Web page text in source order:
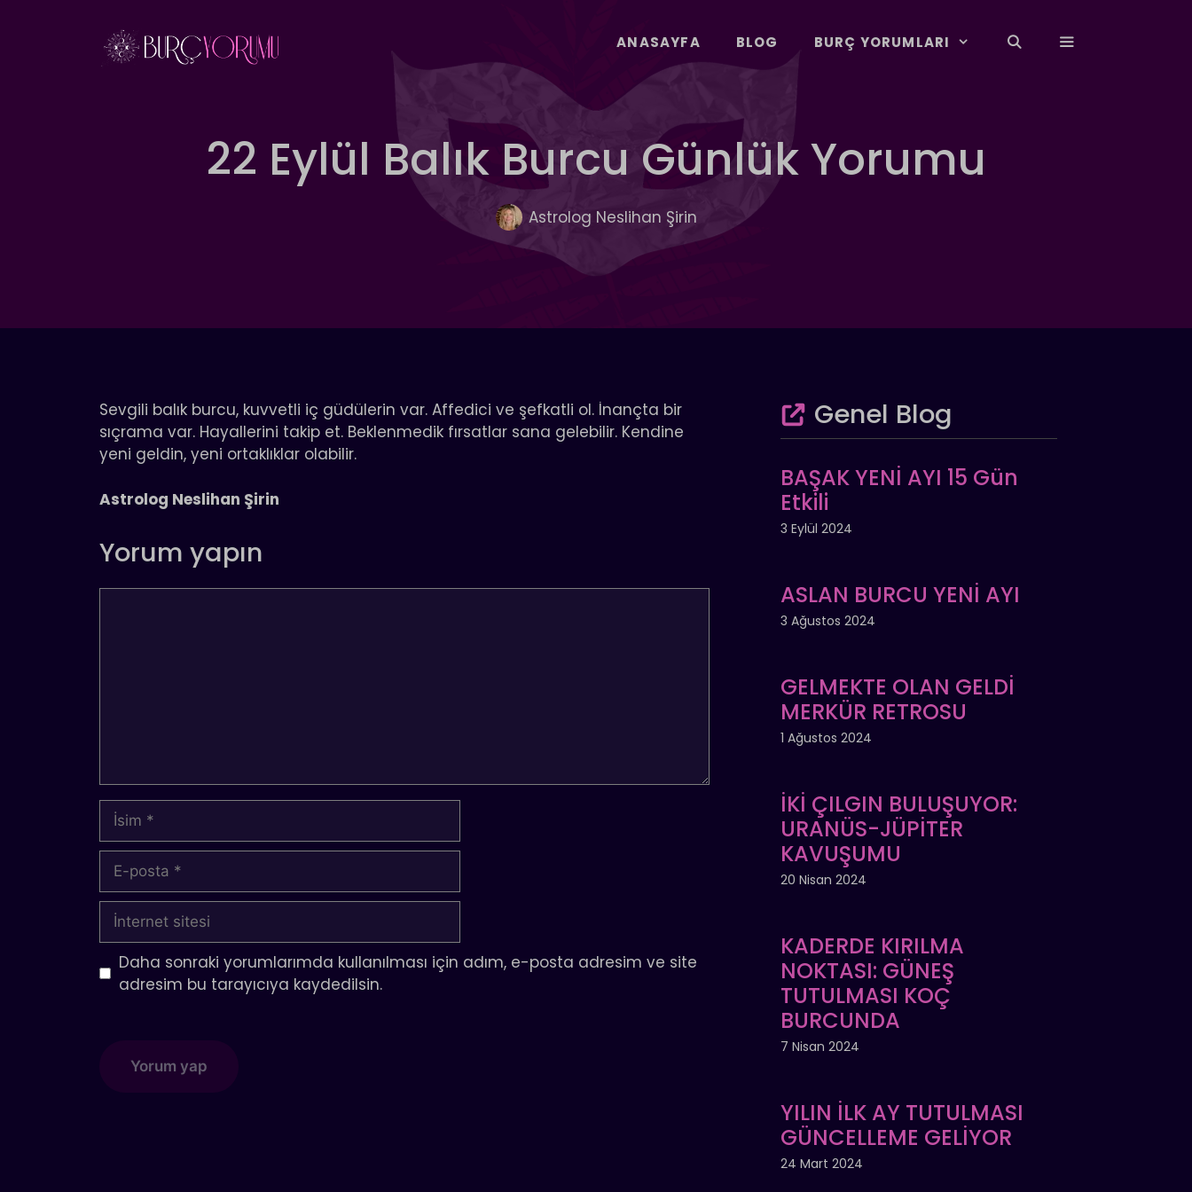
ANASAYFA BLOG BURÇ YORUMLARI
22 Eylül Balık Burcu Günlük Yorumu
Astrolog Neslihan Şirin
Sevgili balık burcu, kuvvetli iç güdülerin var. Affedici ve şefkatli ol. İnançta bir
sıçrama var. Hayallerini takip et. Beklenmedik fırsatlar sana gelebilir. Kendine
yeni geldin, yeni ortaklıklar olabilir.
Astrolog Neslihan Şirin
Yorum yapın
İsim
posta
İnternet
sitesi
Daha sonraki yorumlarımda kullanılması için adım, e-posta adresim ve site
adresim bu tarayıcıya kaydedilsin.
Genel Blog
BAŞAK YENİ AYI 15 Gün
Etkili
3 Eylül 2024
ASLAN BURCU YENİ AYI
3 Ağustos 2024
GELMEKTE OLAN GELDİ
MERKÜR RETROSU
1 Ağustos 2024
İKİ ÇILGIN BULUŞUYOR:
URANÜS-JÜPİTER
KAVUŞUMU
20 Nisan 2024
KADERDE KIRILMA
NOKTASI: GÜNEŞ
TUTULMASI KOÇ
BURCUNDA
7 Nisan 2024
YILIN İLK AY TUTULMASI
GÜNCELLEME GELİYOR
24 Mart 2024